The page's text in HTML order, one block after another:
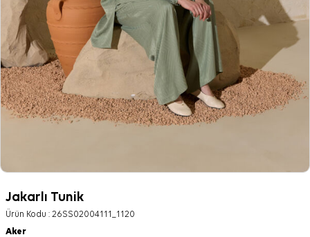
Jakarlı Tunik
Ürün Kodu : 26SS02004111_1120
Aker